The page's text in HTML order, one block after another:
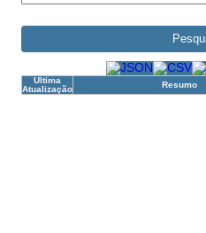
Ao iniciar um contato, você
Última
Atualização
Resumo